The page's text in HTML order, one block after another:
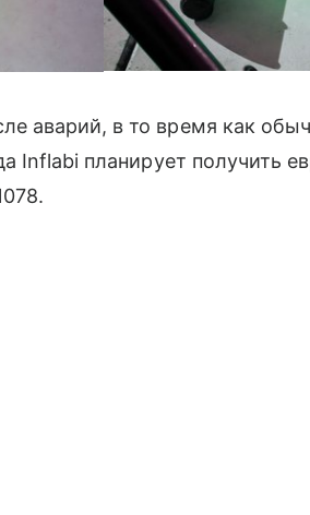
Inflabi
аварий, в то время как
Inflabi планирует получить